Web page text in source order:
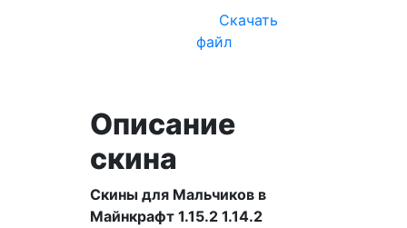
Скачать
файл
Описание
скина
Скины для Мальчиков в
Майнкрафт 1.15.2 1.14.2